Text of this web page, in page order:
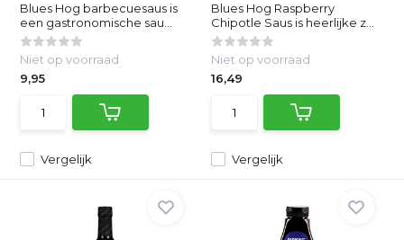
Blues Hog barbecuesaus is
een gastronomische sau...
Vergelijk
Niet op voorraad
9,95
Blues Hog Raspberry
Chipotle Saus is heerlijke z...
Vergelijk
Niet op voorraad
16,49